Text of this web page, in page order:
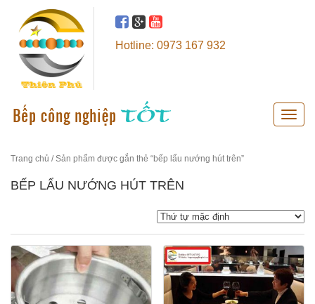
Hotline: 0973 167 932
Toggle
Trang chủ / Sản phẩm được gắn thẻ “bếp lẩu nướng hút trên”
BẾP LẨU NƯỚNG HÚT TRÊN